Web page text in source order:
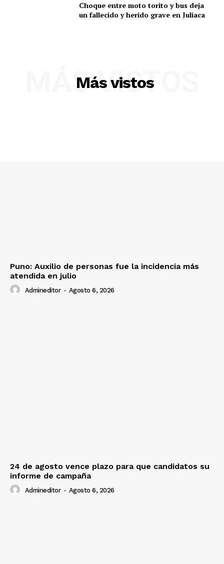
Choque entre moto torito y bus deja
un fallecido y herido grave en Juliaca
Más vistos
MÁS VISTOS
Puno: Auxilio de personas fue la incidencia más
atendida en julio
Admineditor - Agosto 6, 2026
24 de agosto vence plazo para que candidatos su
informe de campaña
Admineditor - Agosto 6, 2026